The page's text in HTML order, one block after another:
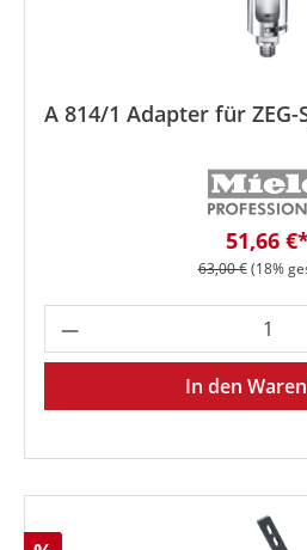
A 814/1 Adapter für ZEG-
51,66
Regulärer Preis:
63,00 € (18%
Produkt Anzahl:
In den